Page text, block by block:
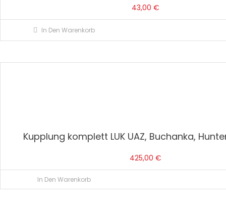
43,00 €
In Den Warenkorb
Kupplung komplett LUK UAZ, Buchanka,
425,00 €
In Den Warenkorb